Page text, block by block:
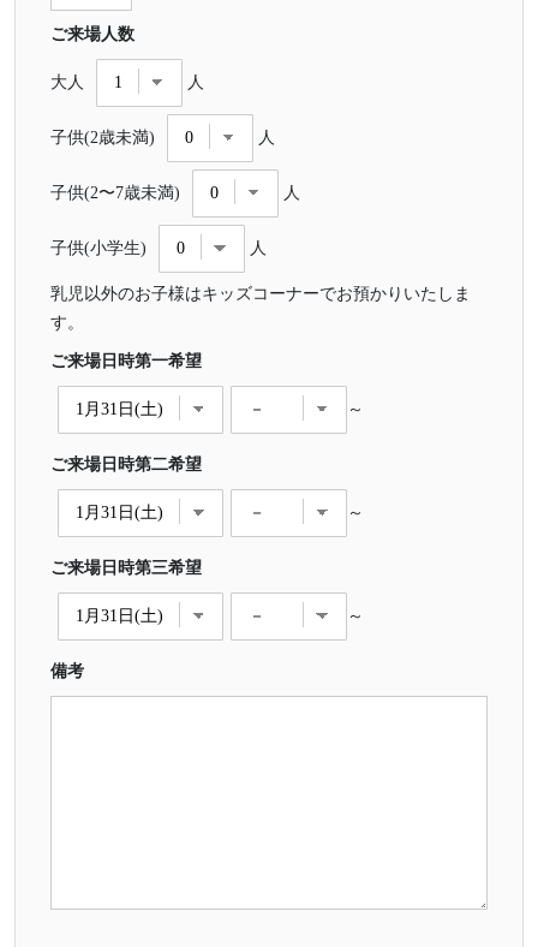
ご来場人数
大人 人
子供(2歳未満) 人
子供(2〜7歳未満) 人
子供(小学生) 人
乳児以外のお子様はキッズコーナーでお預かりいたしま
す。
ご来場日時第一希望
～
ご来場日時第二希望
～
ご来場日時第三希望
～
備考